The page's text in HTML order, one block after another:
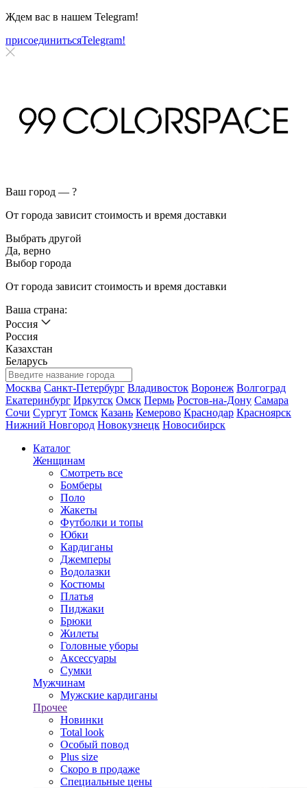
Ждем вас в нашем Telegram!
присоединитьсяTelegram!
Ваш город — ?
От города зависит стоимость и время доставки
Выбрать другой
Да, верно
Выбор города
От города зависит стоимость и время доставки
Ваша страна:
Россия
Россия
Казахстан
Беларусь
Москва Санкт-Петербург Владивосток Воронеж Волгоград
Екатеринбург Иркутск Омск Пермь Ростов-на-Дону Самара
Сочи Сургут Томск Казань Кемерово Краснодар Красноярск
Нижний Новгород Новокузнецк Новосибирск
Каталог
Женщинам
Смотреть все
Бомберы
Поло
Жакеты
Футболки и топы
Юбки
Кардиганы
Джемперы
Водолазки
Костюмы
Платья
Пиджаки
Брюки
Жилеты
Головные уборы
Аксессуары
Сумки
Мужчинам
Мужские кардиганы
Прочее
Новинки
Total look
Особый повод
Plus size
Скоро в продаже
Специальные цены